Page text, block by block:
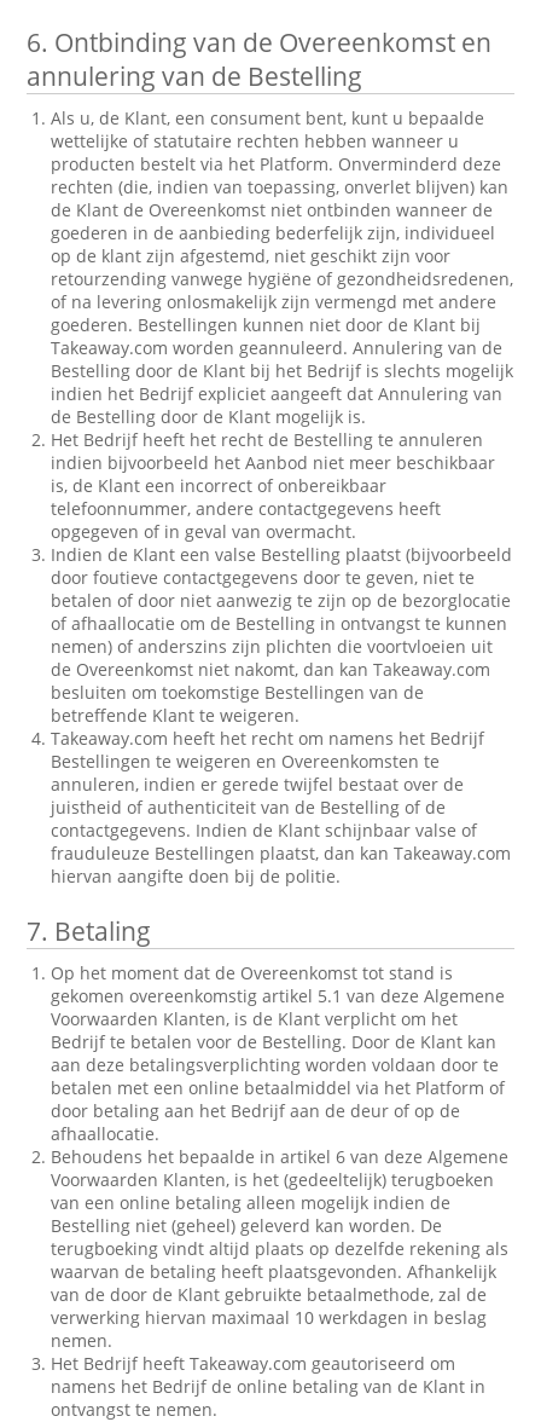
6. Ontbinding van de Overeenkomst en
annulering van de Bestelling
Als u, de Klant, een consument bent, kunt u bepaalde
wettelijke of statutaire rechten hebben wanneer u
producten bestelt via het Platform. Onverminderd deze
rechten (die, indien van toepassing, onverlet blijven) kan
de Klant de Overeenkomst niet ontbinden wanneer de
goederen in de aanbieding bederfelijk zijn, individueel
op de klant zijn afgestemd, niet geschikt zijn voor
retourzending vanwege hygiëne of gezondheidsredenen,
of na levering onlosmakelijk zijn vermengd met andere
goederen. Bestellingen kunnen niet door de Klant bij
Takeaway.com worden geannuleerd. Annulering van de
Bestelling door de Klant bij het Bedrijf is slechts mogelijk
indien het Bedrijf expliciet aangeeft dat Annulering van
de Bestelling door de Klant mogelijk is.
Het Bedrijf heeft het recht de Bestelling te annuleren
indien bijvoorbeeld het Aanbod niet meer beschikbaar
is, de Klant een incorrect of onbereikbaar
telefoonnummer, andere contactgegevens heeft
opgegeven of in geval van overmacht.
Indien de Klant een valse Bestelling plaatst (bijvoorbeeld
door foutieve contactgegevens door te geven, niet te
betalen of door niet aanwezig te zijn op de bezorglocatie
of afhaallocatie om de Bestelling in ontvangst te kunnen
nemen) of anderszins zijn plichten die voortvloeien uit
de Overeenkomst niet nakomt, dan kan Takeaway.com
besluiten om toekomstige Bestellingen van de
betreffende Klant te weigeren.
Takeaway.com heeft het recht om namens het Bedrijf
Bestellingen te weigeren en Overeenkomsten te
annuleren, indien er gerede twijfel bestaat over de
juistheid of authenticiteit van de Bestelling of de
contactgegevens. Indien de Klant schijnbaar valse of
frauduleuze Bestellingen plaatst, dan kan Takeaway.com
hiervan aangifte doen bij de politie.
7. Betaling
Op het moment dat de Overeenkomst tot stand is
gekomen overeenkomstig artikel 5.1 van deze Algemene
Voorwaarden Klanten, is de Klant verplicht om het
Bedrijf te betalen voor de Bestelling. Door de Klant kan
aan deze betalingsverplichting worden voldaan door te
betalen met een online betaalmiddel via het Platform of
door betaling aan het Bedrijf aan de deur of op de
afhaallocatie.
Behoudens het bepaalde in artikel 6 van deze Algemene
Voorwaarden Klanten, is het (gedeeltelijk) terugboeken
van een online betaling alleen mogelijk indien de
Bestelling niet (geheel) geleverd kan worden. De
terugboeking vindt altijd plaats op dezelfde rekening als
waarvan de betaling heeft plaatsgevonden. Afhankelijk
van de door de Klant gebruikte betaalmethode, zal de
verwerking hiervan maximaal 10 werkdagen in beslag
nemen.
Het Bedrijf heeft Takeaway.com geautoriseerd om
namens het Bedrijf de online betaling van de Klant in
ontvangst te nemen.